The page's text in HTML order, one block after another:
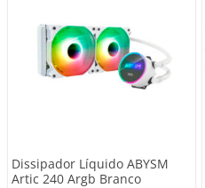
Dissipador Líquido ABYSM
Artic 240 Argb Branco